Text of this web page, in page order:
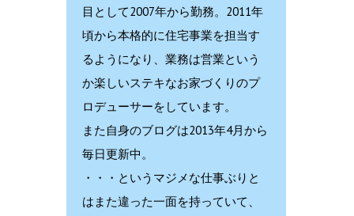
目として2007年から勤務。2011年
頃から本格的に住宅事業を担当す
るようになり、業務は営業という
か楽しいステキなお家づくりのプ
ロデューサーをしています。
また自身のブログは2013年4月から
毎日更新中。
・・・というマジメな仕事ぶりと
はまた違った一面を持っていて、